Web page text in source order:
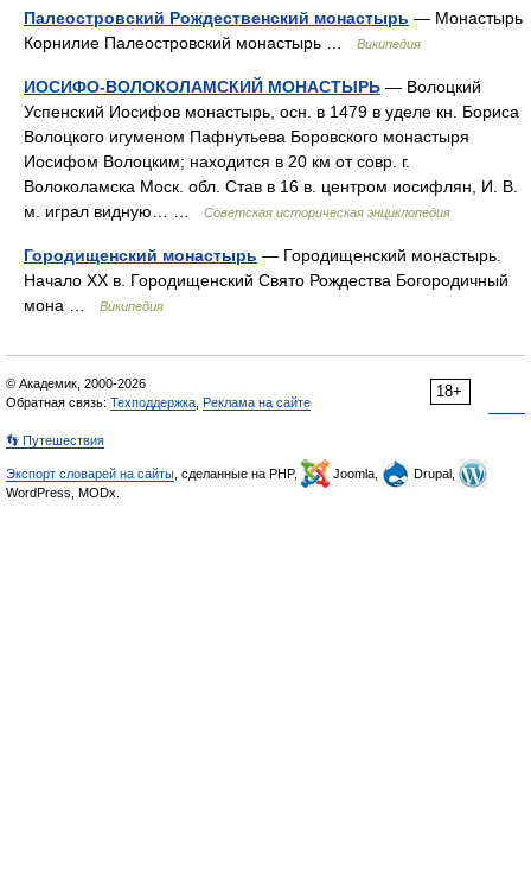
Палеостровский Рождественский монастырь — Монастырь
Корнилие Палеостровский монастырь …
Википедия
ИОСИФО-ВОЛОКОЛАМСКИЙ МОНАСТЫРЬ — Волоцкий
Успенский Иосифов монастырь, осн. в 1479 в уделе кн. Бориса
Волоцкого игуменом Пафнутьева Боровского монастыря
Иосифом Волоцким; находится в 20 км от совр. г.
Волоколамска Моск. обл. Став в 16 в. центром иосифлян, И. В.
м. играл видную… …
Советская историческая энциклопедия
Городищенский монастырь — Городищенский монастырь.
Начало XX в. Городищенский Свято Рождества Богородичный
мона …
Википедия
18+
© Академик, 2000-2026
Обратная связь: Техподдержка Реклама на сайте
👣 Путешествия
Экспорт словарей на сайты , сделанные на PHP, Joomla,
Drupal,
WordPress, MODx.